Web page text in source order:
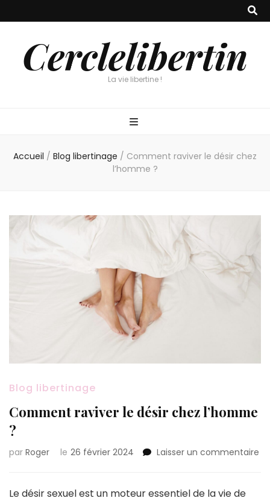
Cerclelibertin
La vie libertine !
Accueil / Blog libertinage / Comment raviver le désir chez
l’homme ?
Blog libertinage
Comment raviver le désir chez l’homme
?
par Roger le 26 février 2024 Laisser un commentaire
Le désir sexuel est un moteur essentiel de la vie de